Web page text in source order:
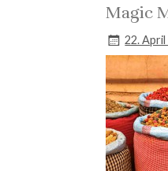
Magic
22. April